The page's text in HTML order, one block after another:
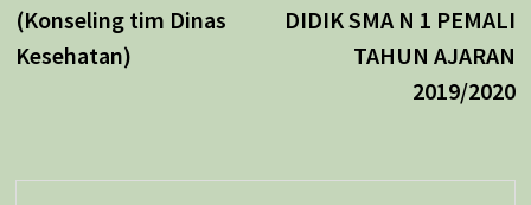
(Konseling tim Dinas
Kesehatan)
DIDIK SMA N 1 PEMALI
TAHUN AJARAN
2019/2020